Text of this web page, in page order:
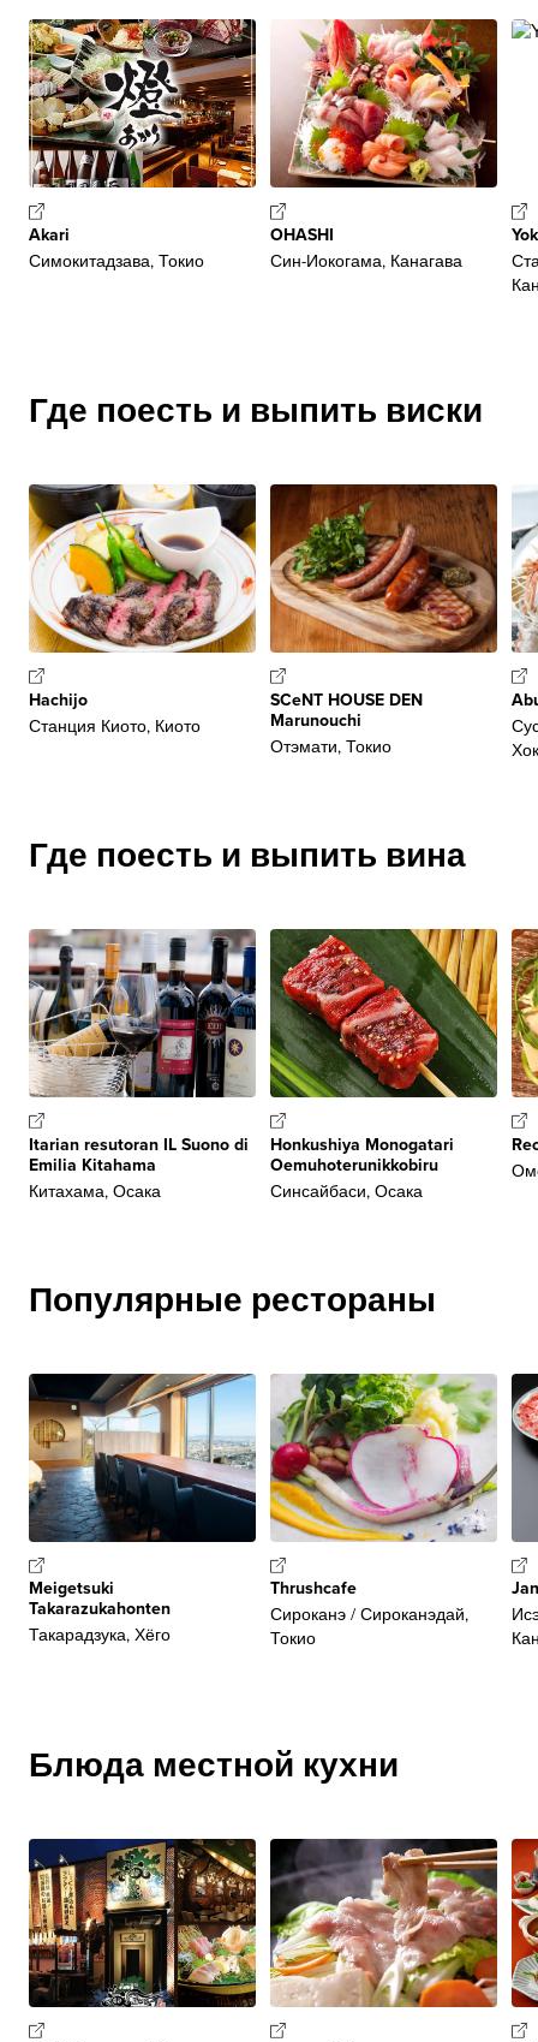
Akari
Симокитадзава, Токио
OHASHI
Син-Иокогама, Канагава
Где поесть и выпить виски
Hachijo
Станция Киото, Киото
SCeNT HOUSE DEN
Marunouchi
Отэмати, Токио
Где поесть и выпить вина
Itarian resutoran IL Suono di
Emilia Kitahama
Китахама, Осака
Honkushiya Monogatari
Oemuhoterunikkobiru
Синсайбаси, Осака
Популярные рестораны
Meigetsuki
Takarazukahonten
Такарадзука, Хёго
Thrushcafe
Сироканэ / Сироканэдай,
Токио
Блюда местной кухни